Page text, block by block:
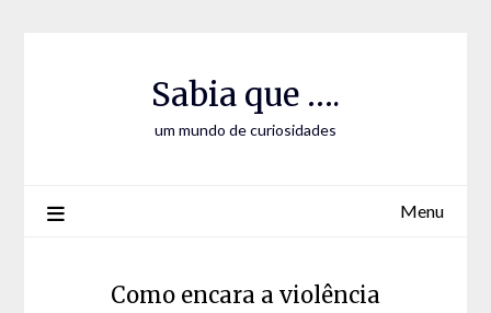
Sabia que ….
um mundo de curiosidades
Menu
Como encara a violência